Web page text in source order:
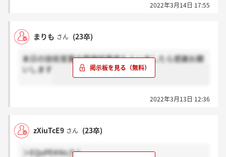
2022年3月14日 17:55
まりも さん (23卒)
本日の技術営業の面接結果来た人いましたら感謝お願
いします
2022年3月13日 12:36
zXiuTcE9 さん (23卒)
＞EQuPEKNsさん